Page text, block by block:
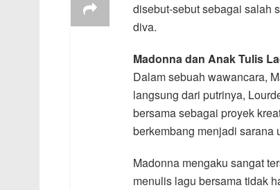
disebut-sebut sebagai salah
diva.
Madonna dan Anak Tulis
Dalam sebuah wawancara,
langsung dari putrinya,
bersama sebagai proyek
berkembang menjadi sarana
Madonna mengaku sangat
menulis lagu bersama tidak